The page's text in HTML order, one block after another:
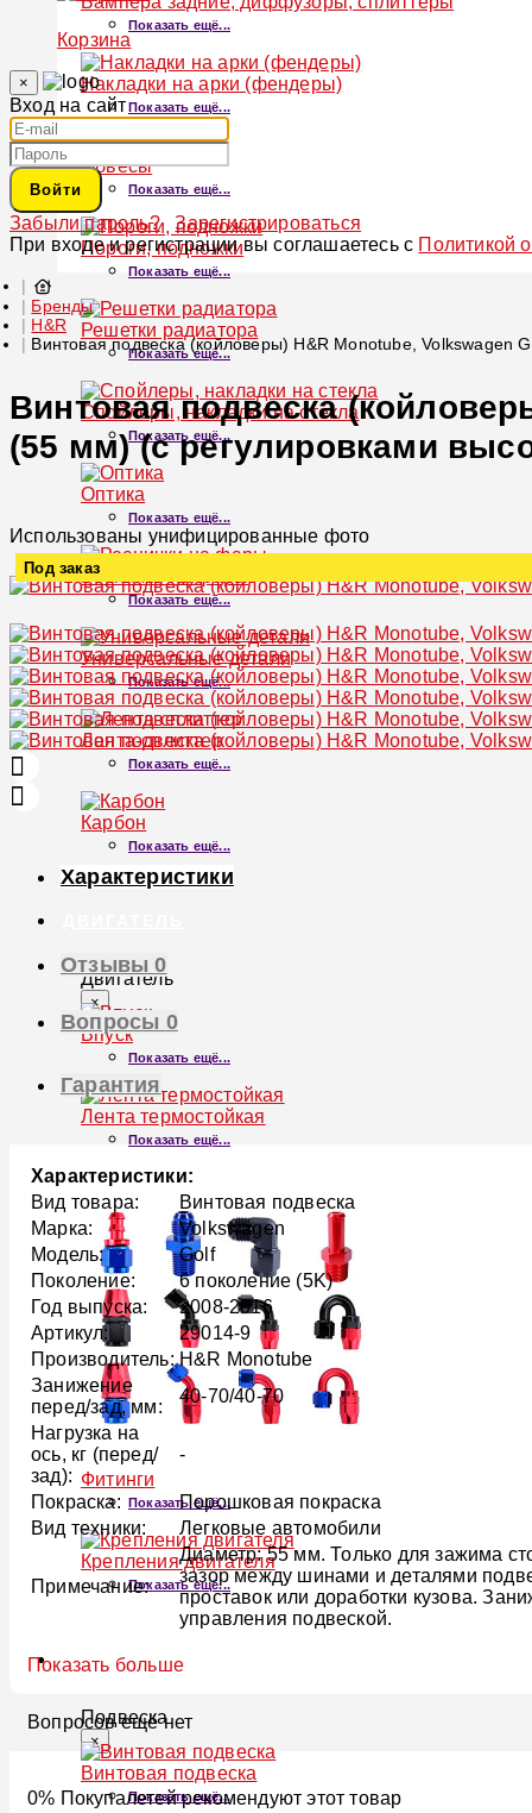
Показать ещё...
Накладки на арки (фендеры)
Показать ещё...
Обвесы
Показать ещё...
Пороги, подножки
Показать ещё...
Решетки радиатора
Показать ещё...
Спойлеры, накладки на стекла
Показать ещё...
Оптика
Показать ещё...
Реснички на фары
Показать ещё...
Универсальные детали
Показать ещё...
Лента-сплиттер
Показать ещё...
Карбон
Показать ещё...
Двигатель
×
Впуск
Показать ещё...
Лента термостойкая
Показать ещё...
Фитинги
Показать ещё...
Крепления двигателя
Показать ещё...
ПОДВЕСКА
Подвеска
×
Винтовая подвеска
Показать ещё...
Корзина
×
Вход на сайт
Войти
Забыли пароль?
Зарегистрироваться
При входе и регистрации вы соглашаетесь с Политикой
Бренды
H&R
Винтовая подвеска (койловеры) H&R Monotube,
Винтовая подвеска
(55 мм) (с регулировками
Использованы унифицированные фото
Под заказ
Характеристики
Отзывы0
Вопросы 0
Гарантия
Характеристики:
Вид товара:
Винтовая подвеска
Марка:
Volkswagen
Модель:
Golf
Поколение:
6 поколение (5K)
Год выпуска:
2008-2016
Артикул:
29014-9
Производитель: H&R Monotube
Занижение
перед/зад, мм:
40-70/40-70
Нагрузка на
ось, кг (перед/
зад):
-
Покраска:
Порошковая покраска
Вид техники:
Легковые автомобили
Примечание:
Диаметр: 55 мм. Только для зажима
зазор между шинами и деталями
проставок или доработки кузова.
управления подвеской.
Показать больше
Вопросов ещё нет
0% Покупалетей рекомендуют этот товар